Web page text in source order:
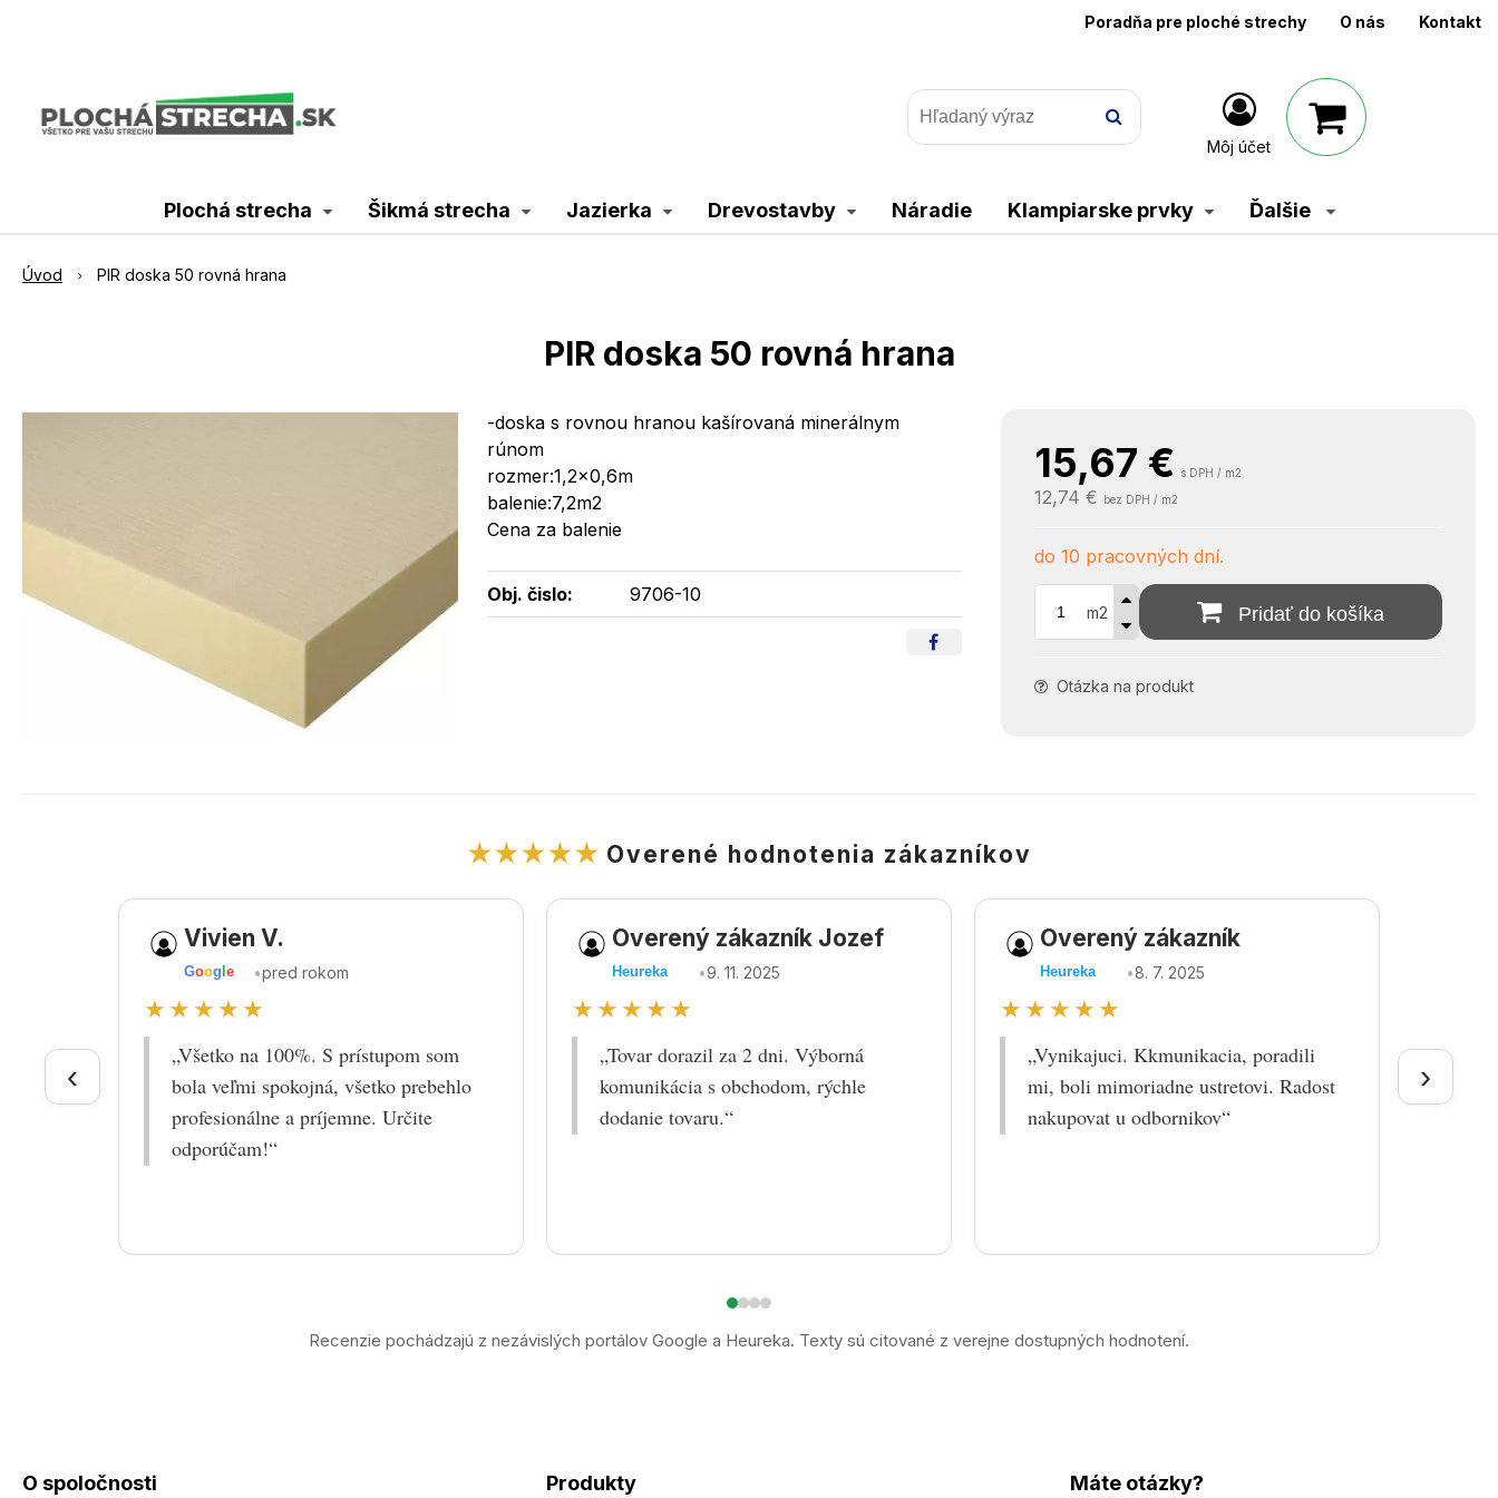
Poradňa pre ploché strechy O nás Kontakt
Môj účet
Plochá strecha Šikmá strecha Jazierka Drevostavby Náradie Klampiarske prvky Ďalšie
Úvod PIR doska 50 rovná hrana
PIR doska 50 rovná hrana
15,67 € s DPH / m2
12,74 € bez DPH / m2
do 10 pracovných dní.
m2 Pridať do košíka
Otázka na produkt
-doska s rovnou hranou kašírovaná minerálnym
rúnom
rozmer:1,2x0,6m
balenie:7,2m2
Cena za balenie
Obj. čislo: 9706-10
★★★★★ Overené hodnotenia zákazníkov
‹
Vivien V.
Goog le •pred rokom
★★★★★
„Všetko na 100%. S prístupom som
bola veľmi spokojná, všetko prebehlo
profesionálne a príjemne. Určite
odporúčam!“
Overený zákazník Jozef
Heureka •9. 11. 2025
★★★★★
„Tovar dorazil za 2 dni. Výborná
komunikácia s obchodom, rýchle
dodanie tovaru.“
Overený zákazník
Heureka •8. 7. 2025
★★★★★
„Vynikajuci. Kkmunikacia, poradili
mi, boli mimoriadne ustretovi. Radost
nakupovat u odbornikov“
›
Recenzie pochádzajú z nezávislých portálov Google a Heureka. Texty sú citované z verejne dostupných hodnotení.
O spoločnosti Produkty Máte otázky?